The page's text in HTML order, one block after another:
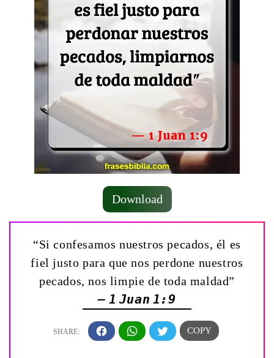
Download
“Si confesamos nuestros pecados, él es
fiel justo para que nos perdone nuestros
pecados, nos limpie de toda maldad”
— 1 Juan 1:9